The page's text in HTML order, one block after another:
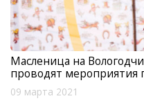
Масленица на
проводят мероприятия
09 марта 2021